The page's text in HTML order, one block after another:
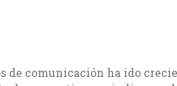
de comunicación ha ido